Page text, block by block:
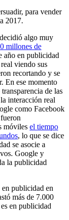
para vender
2017.
algo muy
millones de
año en publicidad
viendo sus
recortando y se
En ese momento
de las
interacción real
como Facebook
móviles el tiempo
, lo que se dice
se asocie a
Google y
la publicidad
publicidad en
más de 7.000
en publicidad